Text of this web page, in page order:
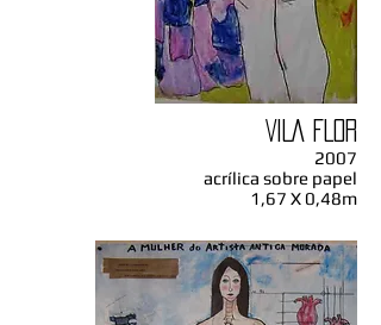
VILA FLOR
2007
acrílica sobre papel
1,67 X 0,48m